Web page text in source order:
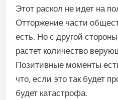
Этот раскол не идет на
Отторжение части
есть. Но с другой
растет количество
Позитивные моменты
что, если это так будет
будет катастрофа.